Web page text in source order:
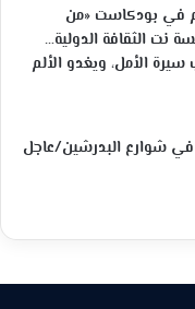
في بودكاست «من
نت الثقافة الدولية…
الأمل، ويغدو الألم
في شوارع البدرشين/عاجل